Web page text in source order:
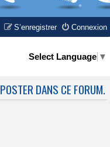
Connexion
S’enregistrer
Select Language ▼
DANS CE FORUM.